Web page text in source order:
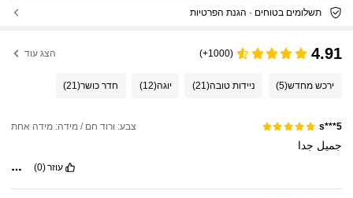
תשלומים בטוחים · הגנת הפרטיות
4.91
(1000+) הצג עוד
ירכש מחדש(5) ניידות טובה(21) יוגה(12) חדר כושר(21)
s***5 צבע: ורוד חם / מידה: מידה אחת
جميل جدا
עוזר(0)